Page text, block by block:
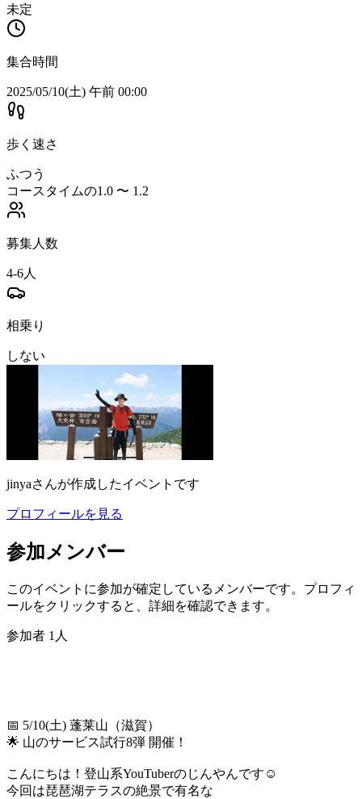
未定
集合時間
2025/05/10(土) 午前 00:00
歩く速さ
ふつう
コースタイムの1.0 〜 1.2
募集人数
4-6人
相乗り
しない
jinyaさんが作成したイベントです
プロフィールを見る
参加メンバー
このイベントに参加が確定しているメンバーです。プロフィ
ールをクリックすると、詳細を確認できます。
参加者 1 人
📅 5/10(土) 蓬莱山（滋賀）
🌟 山のサービス試行8弾 開催！
こんにちは！登山系YouTuberのじんやんです☺️
今回は琵琶湖テラスの絶景で有名な